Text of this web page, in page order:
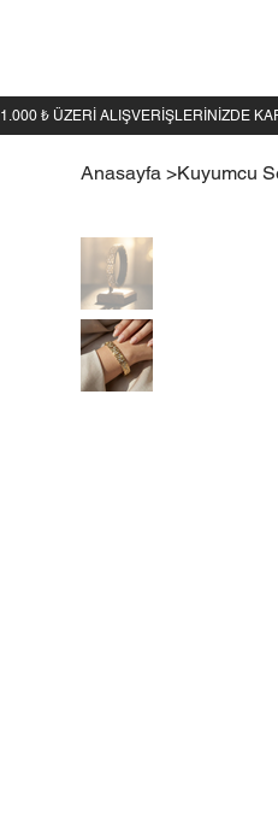
Anasayfa >Kuyumcu
1.000 ₺ ÜZERI ALIŞVERIŞLERINIZDE